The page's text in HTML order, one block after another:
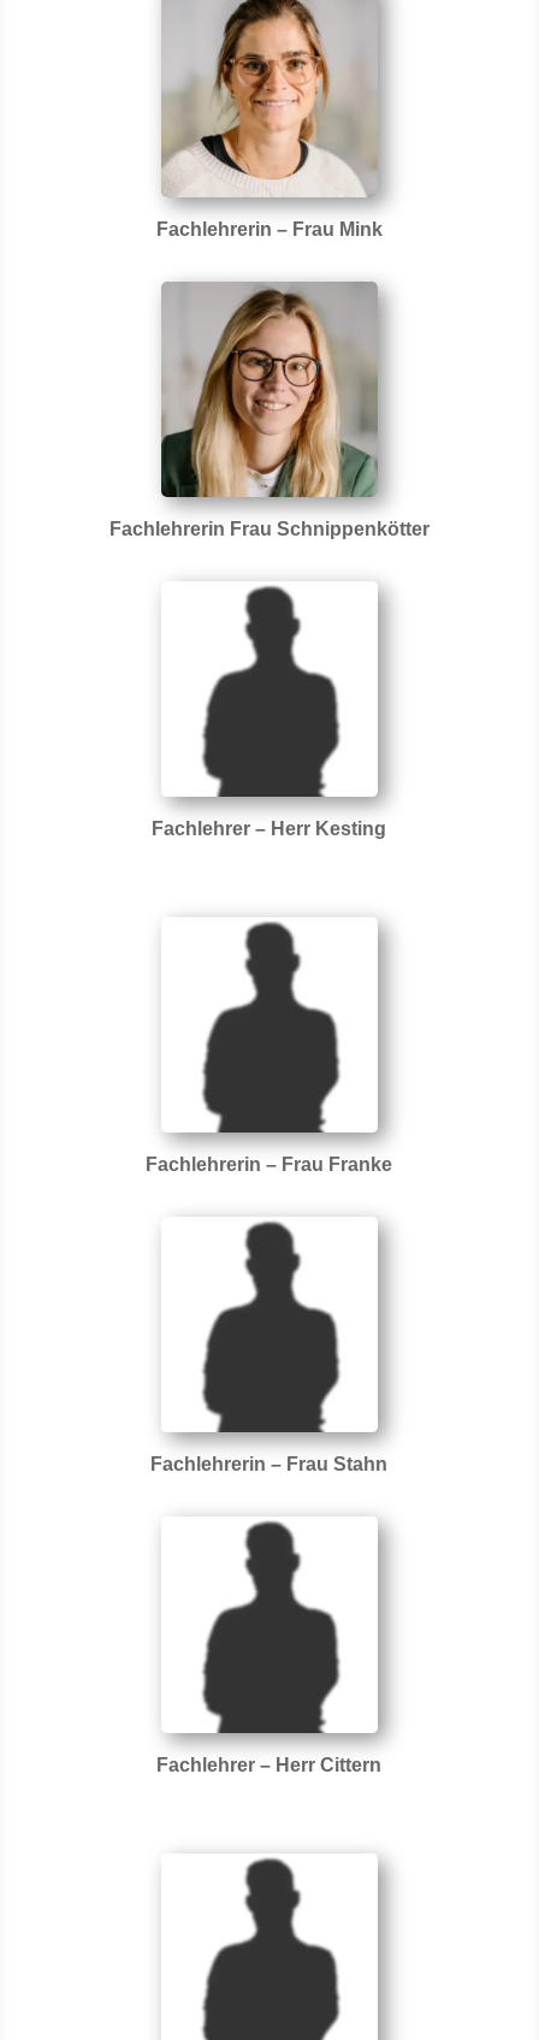
Fachlehrerin – Frau Mink
Fachlehrerin Frau Schnippenkötter
Fachlehrer – Herr Kesting
Fachlehrerin – Frau Franke
Fachlehrerin – Frau Stahn
Fachlehrer – Herr Cittern